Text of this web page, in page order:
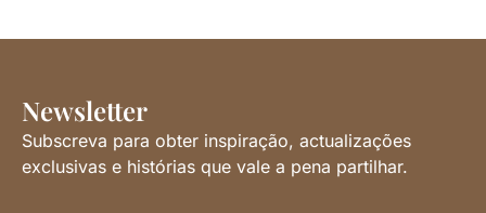
Newsletter
Subscreva para obter inspiração, actualizações
exclusivas e histórias que vale a pena partilhar.